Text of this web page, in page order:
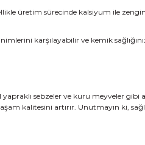
üretim sürecinde kalsiyum ile
karşılayabilir ve kemik
sebzeler ve kuru meyveler gibi
kalitesini artırır. Unutmayın ki,